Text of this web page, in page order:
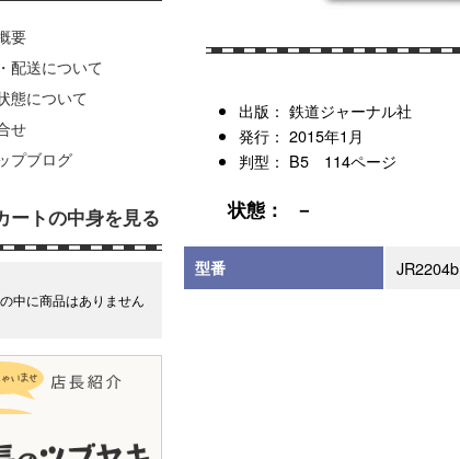
要
配送について
態について
せ
プブログ
ートの中身を見る
中に商品はありません
出版： 鉄道ジャーナル社
発行： 2015年1月
判型： B5 114ページ
状態： －
型番 JR2204b